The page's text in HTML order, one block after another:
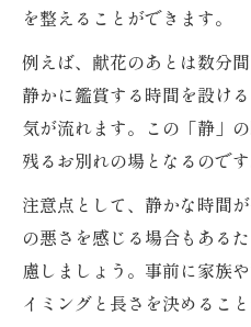
を整えることができます。
例えば、献花のあとは数分
静かに鑑賞する時間を設け
気が流れます。この「静」
残るお別れの場となるのです
注意点として、静かな時間
の悪さを感じる場合もある
慮しましょう。事前に家族
イミングと長さを決めるこ